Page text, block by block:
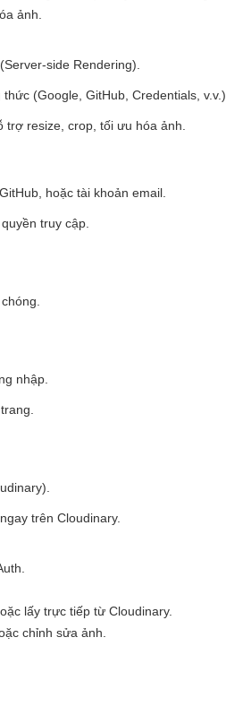
ảnh.
side Rendering).
(Google, GitHub, Credentials, v.v.).
resize, crop, tối ưu hóa ảnh.
hoặc tài khoản email.
truy cập.
nhập.
trên Cloudinary.
lấy trực tiếp từ Cloudinary.
chỉnh sửa ảnh.